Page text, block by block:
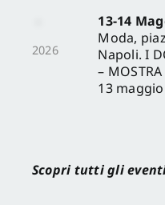
2026
13-14
Moda,
Napoli. I
–
13 maggio
Scopri tutti gli